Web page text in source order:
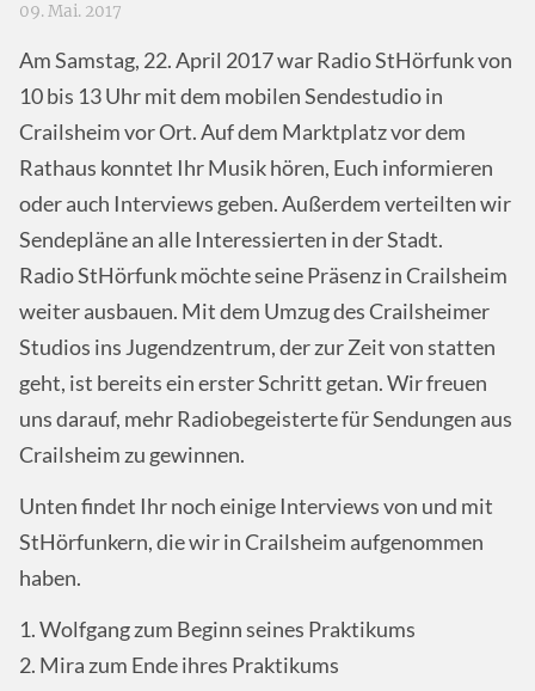
09. Mai. 2017
Am Samstag, 22. April 2017 war Radio StHörfunk von
10 bis 13 Uhr mit dem mobilen Sendestudio in
Crailsheim vor Ort. Auf dem Marktplatz vor dem
Rathaus konntet Ihr Musik hören, Euch informieren
oder auch Interviews geben. Außerdem verteilten wir
Sendepläne an alle Interessierten in der Stadt.
Radio StHörfunk möchte seine Präsenz in Crailsheim
weiter ausbauen. Mit dem Umzug des Crailsheimer
Studios ins Jugendzentrum, der zur Zeit von statten
geht, ist bereits ein erster Schritt getan. Wir freuen
uns darauf, mehr Radiobegeisterte für Sendungen aus
Crailsheim zu gewinnen.
Unten findet Ihr noch einige Interviews von und mit
StHörfunkern, die wir in Crailsheim aufgenommen
haben.
1. Wolfgang zum Beginn seines Praktikums
2. Mira zum Ende ihres Praktikums